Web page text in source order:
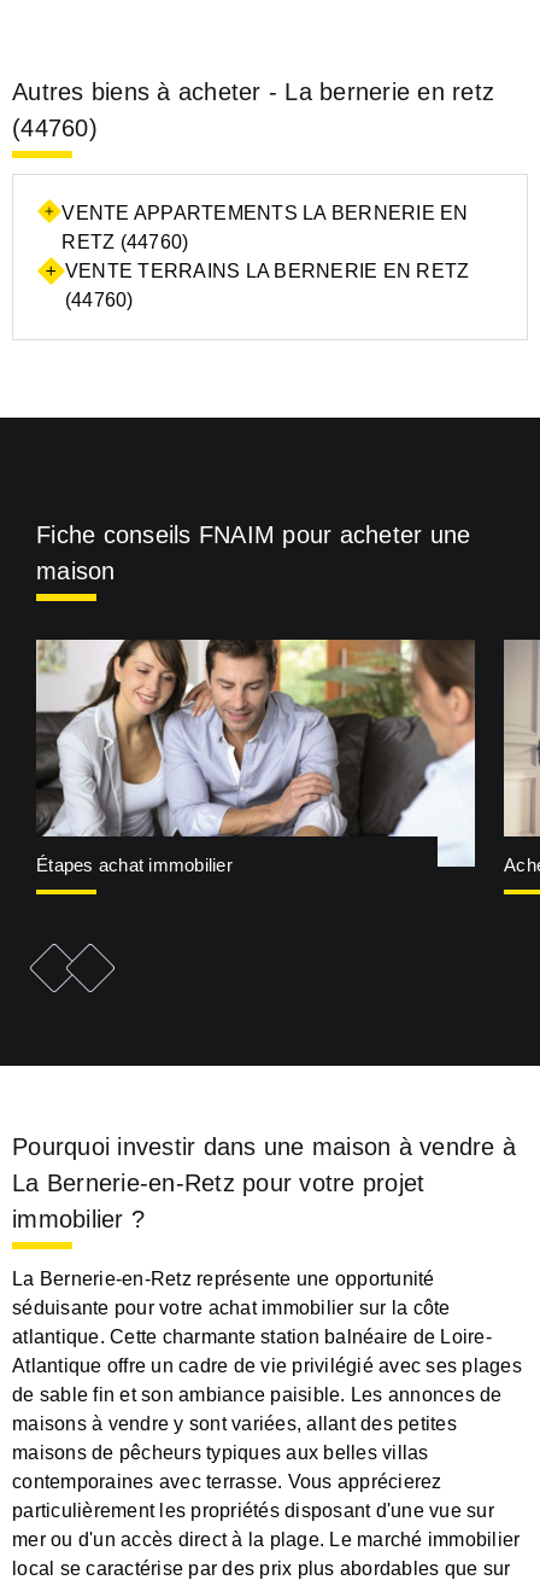
Autres biens à acheter - La bernerie en retz
(44760)
VENTE APPARTEMENTS LA BERNERIE EN
RETZ (44760)
VENTE TERRAINS LA BERNERIE EN RETZ
(44760)
Fiche conseils FNAIM pour acheter une
maison
F
i
c
h
e
p
r
é
c
é
d
e
n
t
e
F
i
c
h
e
s
u
i
v
a
n
te
Étapes achat immobilier
Pourquoi investir dans une maison à vendre à
La Bernerie-en-Retz pour votre projet
immobilier ?
La Bernerie-en-Retz représente une opportunité
séduisante pour votre achat immobilier sur la côte
atlantique. Cette charmante station balnéaire de Loire-
Atlantique offre un cadre de vie privilégié avec ses plages
de sable fin et son ambiance paisible. Les annonces de
maisons à vendre y sont variées, allant des petites
maisons de pêcheurs typiques aux belles villas
contemporaines avec terrasse. Vous apprécierez
particulièrement les propriétés disposant d'une vue sur
mer ou d'un accès direct à la plage. Le marché immobilier
local se caractérise par des prix plus abordables que sur